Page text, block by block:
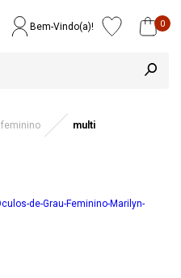
Bem-Vindo(a)! 0
feminino multi